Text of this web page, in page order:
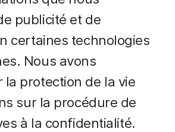
publicité et de
certaines technologies
Nous avons
protection de la vie
sur la procédure de
à la confidentialité.